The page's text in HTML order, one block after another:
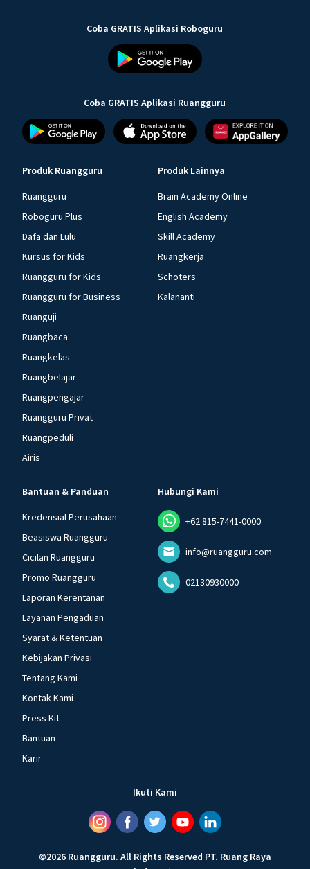
Coba GRATIS Aplikasi Roboguru
Coba GRATIS Aplikasi Ruangguru
Produk Ruangguru
Ruangguru
Roboguru Plus
Dafa dan Lulu
Kursus for Kids
Ruangguru for Kids
Ruangguru for Business
Ruanguji
Ruangbaca
Ruangkelas
Ruangbelajar
Ruangpengajar
Ruangguru Privat
Ruangpeduli
Airis
Produk Lainnya
Brain Academy Online
English Academy
Skill Academy
Ruangkerja
Schoters
Kalananti
Bantuan & Panduan
Kredensial Perusahaan
Beasiswa Ruangguru
Cicilan Ruangguru
Promo Ruangguru
Laporan Kerentanan
Layanan Pengaduan
Syarat & Ketentuan
Kebijakan Privasi
Tentang Kami
Kontak Kami
Press Kit
Bantuan
Karir
Hubungi Kami
+62 815-7441-0000
info@ruangguru.com
02130930000
Ikuti Kami
©2026 Ruangguru. All Rights Reserved PT. Ruang Raya